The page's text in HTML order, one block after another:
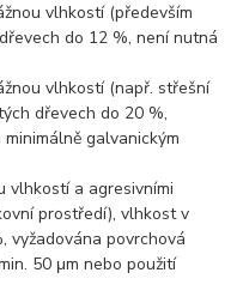
vlhkostí (především
do 12 %, není nutná
vlhkostí (např. střešní
dřevech do 20 %,
galvanickým
vlhkostí a agresivními
prostředí), vlhkost v
vyžadována povrchová
50 μm nebo použití